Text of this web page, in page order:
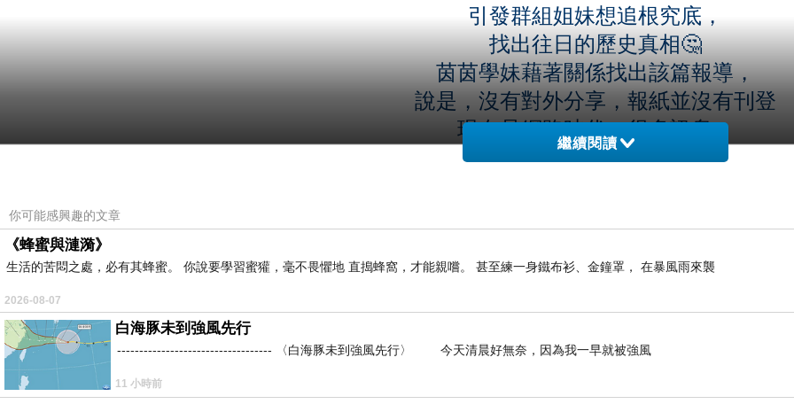
引發群組姐妹想追根究底，
找出往日的歷史真相🤔
茵茵學妹藉著關係找出該篇報導，
說是，沒有對外分享，報紙並沒有刊登
現在是網路時代，很多訊息，
已經不再是由印刷的報紙得知，
因為，很久都沒看報的習慣了，
後來，群組一位學姐，
繼續閱讀
你可能感興趣的文章
《蜂蜜與漣漪》
生活的苦悶之處，必有其蜂蜜。 你說要學習蜜獾，毫不畏懼地 直搗蜂窩，才能親嚐。 甚至練一身鐵布衫、金鐘罩， 在暴風雨來襲
2026-08-07
白海豚未到強風先行
----------------------------------- 〈白海豚未到強風先行〉 今天清晨好無奈，因為我一早就被強風
11 小時前